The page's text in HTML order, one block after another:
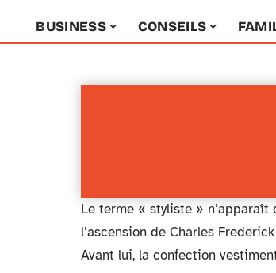
BUSINESS CONSEILS
Le terme « styliste » n’apparaît
l’ascension de Charles
Avant lui, la confection